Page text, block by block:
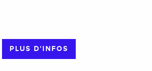
PLUS D'INFOS